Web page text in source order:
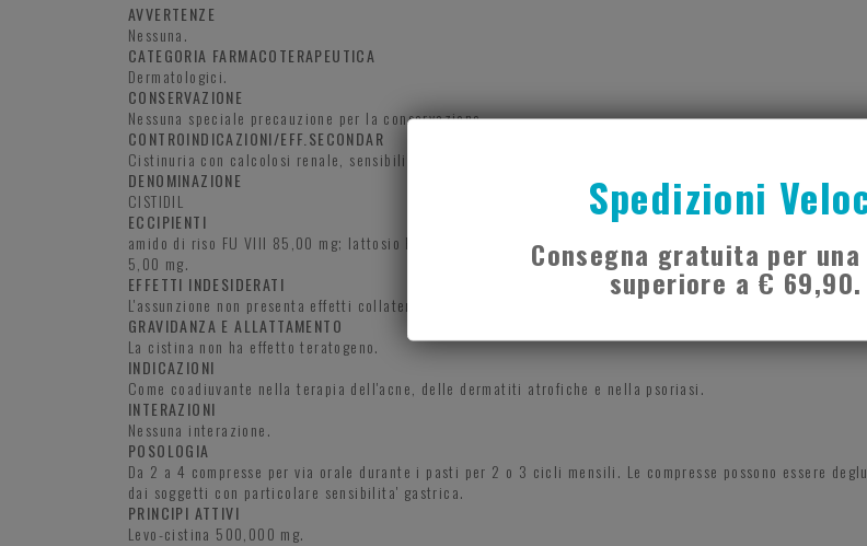
AVVERTENZE
Nessuna.
CATEGORIA FARMACOTERAPEUTICA
Dermatologici.
CONSERVAZIONE
Nessuna speciale precauzione per la conservazione.
CONTROINDICAZIONI/EFF.SECONDAR
Cistinuria con calcolosi renale, sensibilita' individuale accertata ai componenti.
DENOMINAZIONE
CISTIDIL
ECCIPIENTI
amido di riso FU VIII 85,00 mg; lattosio FU VIII 25,00 mg; polietilenglicol 6000 FU VIII 20,00 mg;
5,00 mg.
EFFETTI INDESIDERATI
L'assunzione non presenta effetti collaterali indesiderati.
GRAVIDANZA E ALLATTAMENTO
La cistina non ha effetto teratogeno.
INDICAZIONI
Come coadiuvante nella terapia dell'acne, delle dermatiti atrofiche e nella psoriasi.
INTERAZIONI
Nessuna interazione.
POSOLOGIA
Da 2 a 4 compresse per via orale durante i pasti per 2 o 3 cicli mensili. Le compresse possono essere
dai soggetti con particolare sensibilita' gastrica.
PRINCIPI ATTIVI
Levo-cistina 500,000 mg.
Spedizioni
Consegna gratuita per una
superiore a € 69,90.